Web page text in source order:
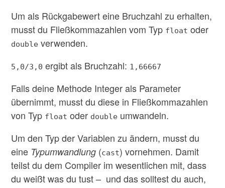
Um als Rückgabewert eine Bruchzahl zu erhalten,
musst du Fließkommazahlen vom Typ float oder
double verwenden.
5,0/3,0 ergibt als Bruchzahl: 1,66667
Falls deine Methode Integer als Parameter
übernimmt, musst du diese in Fließkommazahlen
von Typ float oder double umwandeln.
Um den Typ der Variablen zu ändern, musst du
eine Typumwandlung (cast) vornehmen. Damit
teilst du dem Compiler im wesentlichen mit, dass
du weißt was du tust – und das solltest du auch,